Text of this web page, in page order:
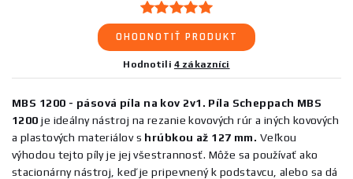
OHODNOTIŤ PRODUKT
Hodnotili 4 zákazníci
MBS 1200 - pásová píla na kov 2v1. Píla Scheppach MBS
1200 je ideálny nástroj na rezanie kovových rúr a iných kovových
a plastových materiálov s hrúbkou až 127 mm. Veľkou
výhodou tejto píly je jej všestrannosť. Môže sa používať ako
stacionárny nástroj, keď je pripevnený k podstavcu, alebo sa dá